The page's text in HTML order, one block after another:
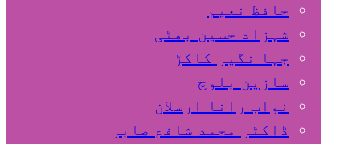
حافظ نعیم
شہزاد حسین بھٹی
جہا نگیر کاکڑ
سازین بلوچ
نواب رانا ارسلان
ڈاکٹر محمد شافع صابر